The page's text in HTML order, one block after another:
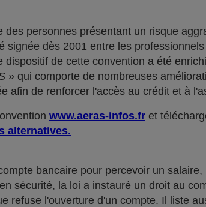
des personnes présentant un risque
signée dès 2001 entre les
de cette convention a été
» qui comporte de nombreuses
afin de renforcer l'accès au crédit et à
www.aeras-infos.fr et
alternatives.
bancaire pour percevoir un
sécurité, la loi a instauré un droit au
refuse l'ouverture d'un compte. Il liste